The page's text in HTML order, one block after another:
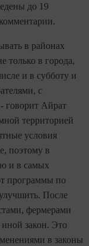
до 19
в районах
только в города,
и в субботу и
с
говорит Айрат
территорией
условия
поэтому в
и в самых
программы по
После
фермерами
иной закон. Это
в законы